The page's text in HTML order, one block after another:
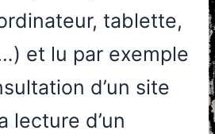
tablette,
et lu par exemple
d’un site
lecture d’un